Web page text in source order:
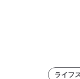
ライフ